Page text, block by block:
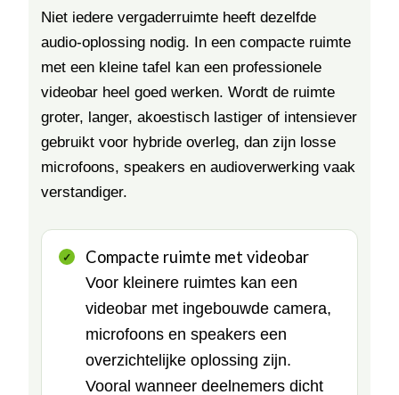
Niet iedere vergaderruimte heeft dezelfde
audio-oplossing nodig. In een compacte ruimte
met een kleine tafel kan een professionele
videobar heel goed werken. Wordt de ruimte
groter, langer, akoestisch lastiger of intensiever
gebruikt voor hybride overleg, dan zijn losse
microfoons, speakers en audioverwerking vaak
verstandiger.
Compacte ruimte met videobar
Voor kleinere ruimtes kan een
videobar met ingebouwde camera,
microfoons en speakers een
overzichtelijke oplossing zijn.
Vooral wanneer deelnemers dicht